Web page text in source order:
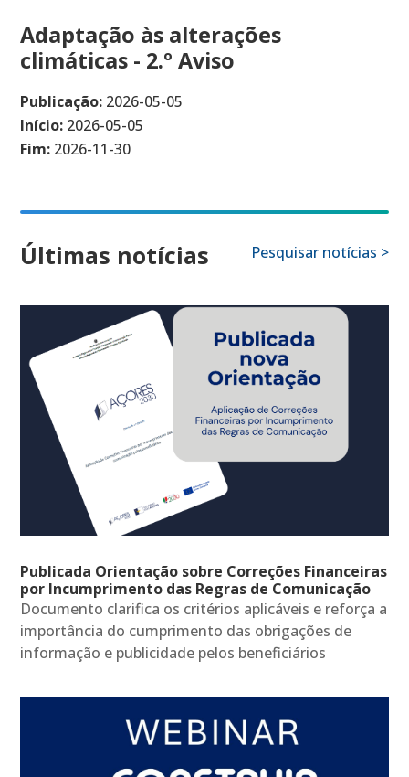
Adaptação às alterações
climáticas - 2.º Aviso
Publicação: 2026-05-05
Início: 2026-05-05
Fim: 2026-11-30
Últimas notícias Pesquisar notícias >
Publicada Orientação sobre Correções Financeiras
por Incumprimento das Regras de Comunicação
Documento clarifica os critérios aplicáveis e reforça a
importância do cumprimento das obrigações de
informação e publicidade pelos beneficiários